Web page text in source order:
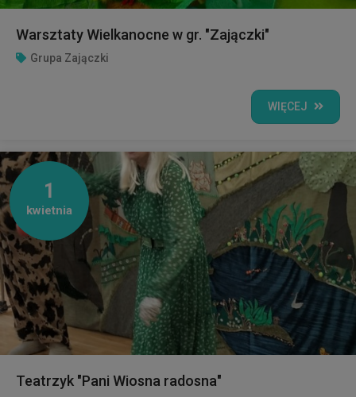
Warsztaty Wielkanocne w gr. "Zajączki"
Grupa Zajączki
WIĘCEJ
1
kwietnia
Teatrzyk "Pani Wiosna radosna"